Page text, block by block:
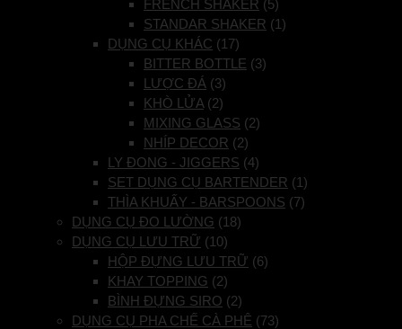
FRENCH SHAKER (5)
STANDAR SHAKER (1)
DỤNG CỤ KHÁC (17)
BITTER BOTTLE (3)
LƯỢC ĐÁ (3)
KHÒ LỬA (2)
MIXING GLASS (2)
NHÍP DECOR (2)
LY ĐONG - JIGGERS (4)
SET DỤNG CỤ BARTENDER (1)
THÌA KHUẤY - BARSPOONS (7)
DỤNG CỤ ĐO LƯỜNG (18)
DỤNG CỤ LƯU TRỮ (10)
HỘP ĐỰNG LƯU TRỮ (6)
KHAY TOPPING (2)
BÌNH ĐỰNG SIRO (2)
DỤNG CỤ PHA CHẾ CÀ PHÊ (73)